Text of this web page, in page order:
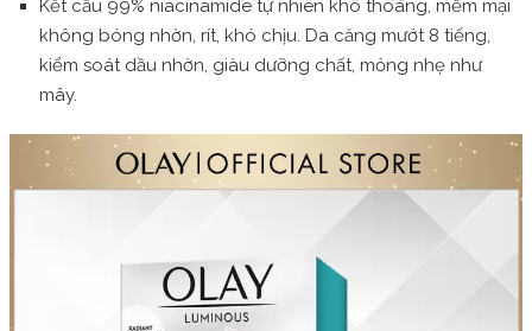
Kết cấu 99% niacinamide tự nhiên khô thoáng, mềm mại
không bóng nhờn, rít, khó chịu. Da căng mướt 8 tiếng,
kiểm soát dầu nhờn, giàu dưỡng chất, mỏng nhẹ như
mây.